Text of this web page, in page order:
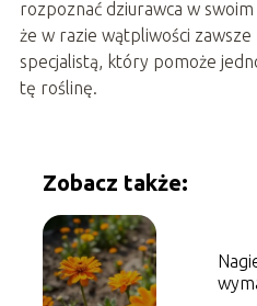
rozpoznać dziurawca w
że w razie wątpliwości
specjalistą, który pomoże
tę roślinę.
Zobacz także: